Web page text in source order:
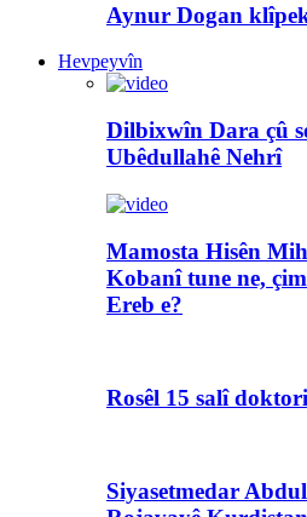
Aynur Dogan
Hevpeyvîn
Dilbixwîn Dara çû
Ubêdullahê Nehrî
Mamosta Hisên
Kobanî tune ne,
Ereb e?
Rosêl 15 salî
Siyasetmedar